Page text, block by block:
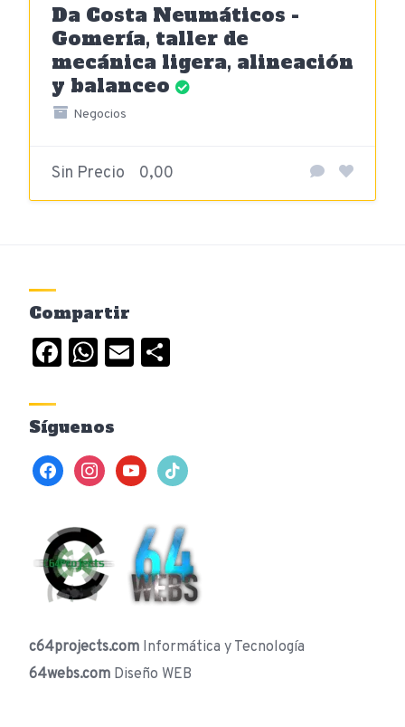
Da Costa Neumáticos -
Gomería, taller de
mecánica ligera, alineación
y balanceo
Negocios
Sin Precio 0,00
Compartir
Facebook
WhatsApp
Email
Síguenos
facebookinstagramyoutubetiktok
c64projects.com Informática y Tecnología
64webs.com Diseño WEB